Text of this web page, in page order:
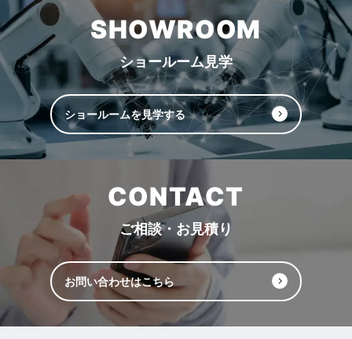
SHOWROOM
ショールーム見学
ショールームを見学する
CONTACT
ご相談・お見積り
お問い合わせはこちら